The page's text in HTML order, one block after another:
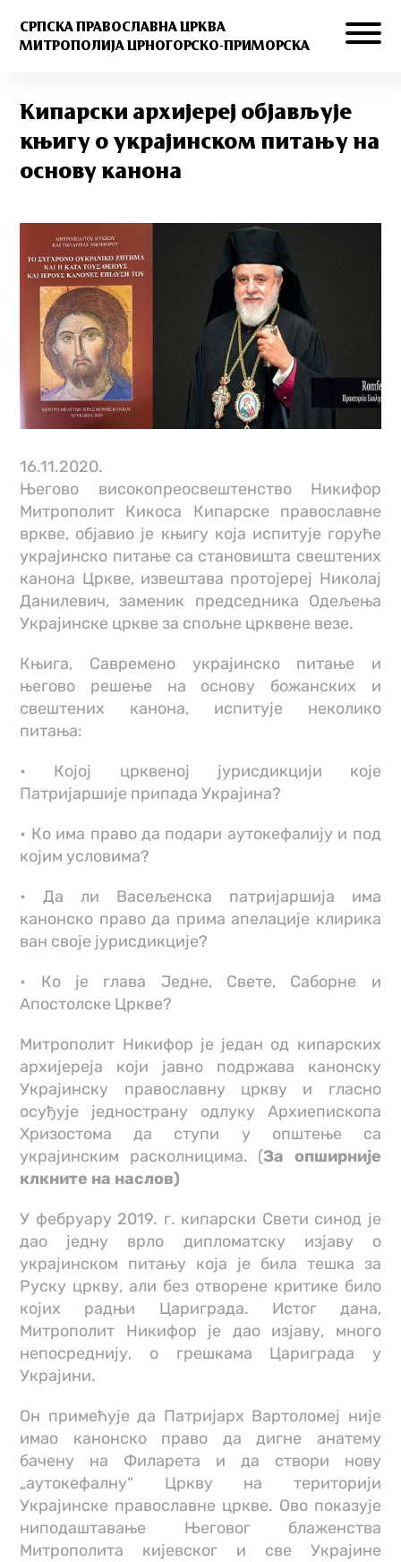
СРПСКА ПРАВОСЛАВНА ЦРКВА
МИТРОПОЛИЈА ЦРНОГОРСКО-ПРИМОРСКА
Kипарски архијереј објављује
књигу о украјинском питању на
основу канона
16.11.2020.
Његово високопреосвештенство Никифор
Митрополит Кикоса Кипарске православне
вркве, објавио је књигу која испитује горуће
украјинско питање са становишта свештених
канона Цркве, извештава протојереј Николај
Данилевич, заменик председника Одељења
Украјинске цркве за спољне црквене везе.
Књига, Савремено украјинско питање и
његово решење на основу божанских и
свештених канона, испитује неколико
питања:
• Којој црквеној јурисдикцији које
Патријаршије припада Украјина?
• Ко има право да подари аутокефалију и под
којим условима?
• Да ли Васељенска патријаршија има
канонско право да прима апелације клирика
ван своје јурисдикције?
• Ко је глава Једне, Свете, Саборне и
Апостолске Цркве?
Митрополит Никифор је један од кипарских
архијереја који јавно подржава канонску
Украјинску православну цркву и гласно
осуђује једнострану одлуку Архиепископа
Хризостома да ступи у општење са
украјинским расколницима. (За опширније
клкните на наслов)
У фебруару 2019. г. кипарски Свети синод је
дао једну врло дипломатску изјаву о
украјинском питању која је била тешка за
Руску цркву, али без отворене критике било
којих радњи Цариграда. Истог дана,
Митрополит Никифор је дао изјаву, много
непосреднију, о грешкама Цариграда у
Украјини.
Он примећује да Патријарх Вартоломеј није
имао канонско право да дигне анатему
бачену на Филарета и да створи нову
„аутокефалну“ Цркву на територији
Украјинске православне цркве. Ово показује
ниподаштавање Његовог блаженства
Митрополита кијевског и све Украјине